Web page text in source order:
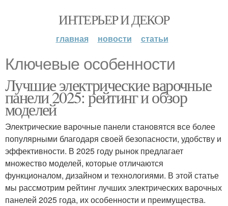
ИНТЕРЬЕР И ДЕКОР
главная новости статьи
Ключевые особенности
Лучшие электрические варочные
панели 2025: рейтинг и обзор
моделей
Электрические варочные панели становятся все более
популярными благодаря своей безопасности, удобству и
эффективности. В 2025 году рынок предлагает
множество моделей, которые отличаются
функционалом, дизайном и технологиями. В этой статье
мы рассмотрим рейтинг лучших электрических варочных
панелей 2025 года, их особенности и преимущества.